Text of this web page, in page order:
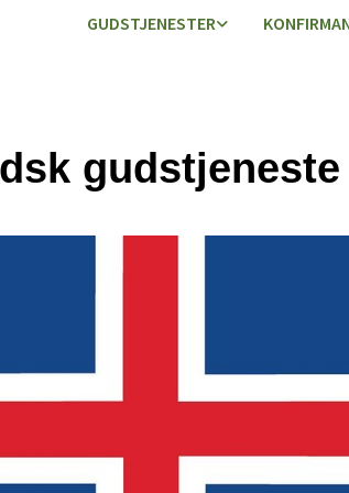
GUDSTJENESTER
gudstjeneste